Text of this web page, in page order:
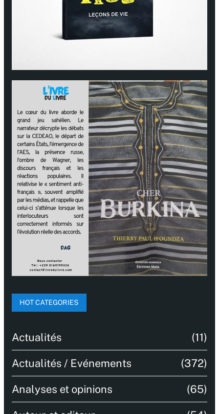
HOT CATEGORIES
Actualités (11)
Actualités / Evénements (372)
Analyses et opinions (65)